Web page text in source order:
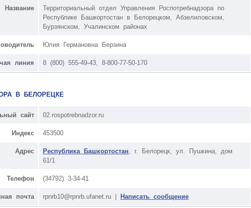
Название
Территориальный отдел Управления Роспотребнадзора по
Республике Башкортостан в Белорецком, Абзелиловском,
Бурзянском, Учалинском районах
Юлия Германовна Берзина
линия 8 (800) 555-49-43, 8-800-77-50-170
В БЕЛОРЕЦКЕ
сайт 02.rospotrebnadzor.ru
Индекс 453500
Адрес Республика Башкортостан , г. Белорецк, ул. Пушкина, дом
61/1
Телефон (34792) 3-34-41
почта rpnrb10@rpnrb.ufanet.ru | Написать сообщение